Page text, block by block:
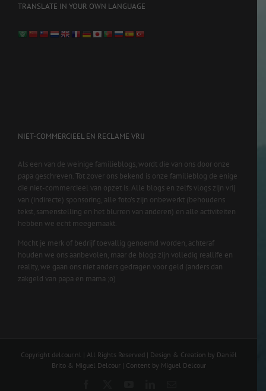
TRANSLATE IN YOUR OWN LANGUAGE
NIET-COMMERCIEEL EN RECLAME VRIJ
Als een van de weinige familieblogs, wordt die van ons door onze
papa geschreven. Tot zover ons bekend is onze familieblog de enige
die niet-commercieel van opzet is. Alle blogs en zelfs vlogs zijn vrij
van (indirecte) sponsoring, alle foto’s zijn onbewerkt (behoudens
tekst, samenstelling en het blurren van anderen) en alle activiteiten
hebben we echt meegemaakt.
Mocht je merk of bedrijf toevallig genoemd worden, achteraf
houden we ons aanbevolen, maar de blogs zijn volledig reallife en
reality, we gaan ons niet anders gedragen voor geld (anders dan
zakgeld van papa en mama ;o)
Copyright delcour.nl | All Rights Reserved | Design & Creation by Daniël
Brito & Miguel Delcour | Content by Miguel Delcour